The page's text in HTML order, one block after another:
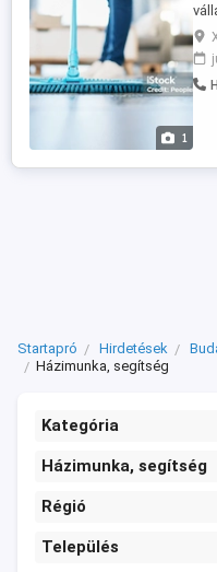
1
Startapró Hirdetések
Házimunka, segítség
Kategória
Házimunka, segítség
Régió
Település